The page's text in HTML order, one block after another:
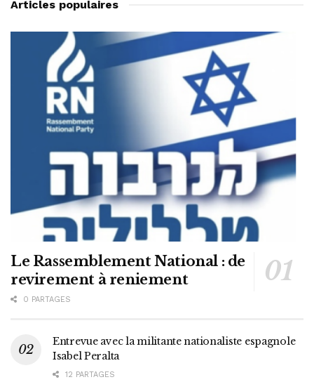
Articles populaires
Le Rassemblement National : de
revirement à reniement
0 PARTAGES
Entrevue avec la militante nationaliste espagnole
Isabel Peralta
12 PARTAGES